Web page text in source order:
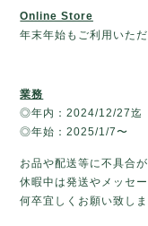
Online Store
年末年始もご利用いただ
業務
◎年内：2024/12/27迄
◎年始：2025/1/7〜
お品や配送等に不具合
休暇中は発送やメッセ
何卒宜しくお願い致しま